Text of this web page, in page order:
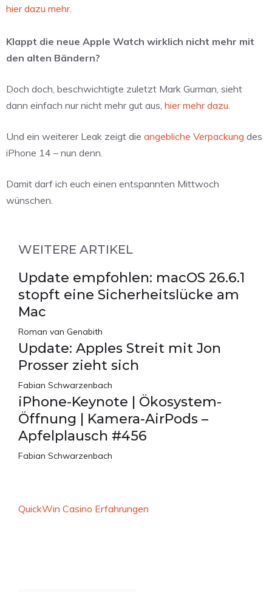
hier dazu mehr.
Klappt die neue Apple Watch wirklich nicht mehr mit
den alten Bändern?
Doch doch, beschwichtigte zuletzt Mark Gurman, sieht
dann einfach nur nicht mehr gut aus, hier mehr dazu
Und ein weiterer Leak zeigt die angebliche Verpackung des
iPhone 14 – nun denn.
Damit darf ich euch einen entspannten Mittwoch
wünschen.
WEITERE ARTIKEL
Update empfohlen: macOS 26.6.1
stopft eine Sicherheitslücke am
Mac
Roman van Genabith
Update: Apples Streit mit Jon
Prosser zieht sich
Fabian Schwarzenbach
iPhone-Keynote | Ökosystem-
Öffnung | Kamera-AirPods –
Apfelplausch #456
Fabian Schwarzenbach
QuickWin Casino Erfahrungen